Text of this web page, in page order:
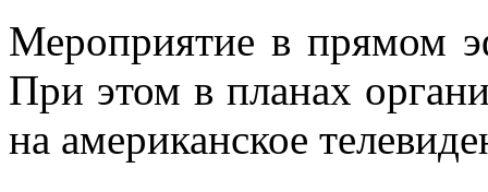
Мероприятие в прямом
При этом в планах
на американское